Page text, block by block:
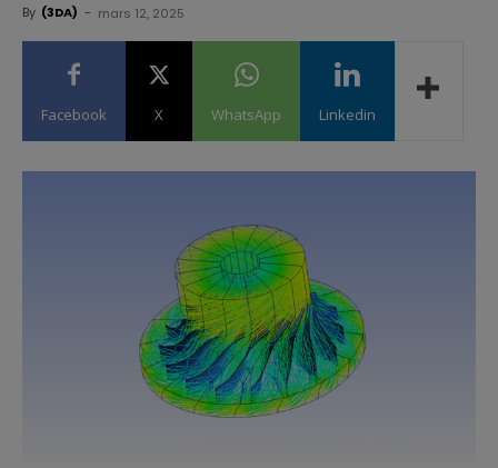
By (3DA) - mars 12, 2025
Facebook X WhatsApp Linkedin